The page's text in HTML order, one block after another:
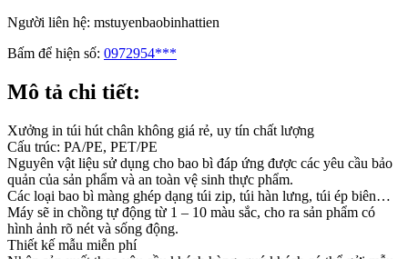
Người liên hệ: mstuyenbaobinhattien
Bấm để hiện số: 0972954***
Mô tả chi tiết:
Xưởng in túi hút chân không giá rẻ, uy tín chất lượng
Cấu trúc: PA/PE, PET/PE
Nguyên vật liệu sử dụng cho bao bì đáp ứng được các yêu cầu bảo
quản của sản phẩm và an toàn vệ sinh thực phẩm.
Các loại bao bì màng ghép dạng túi zip, túi hàn lưng, túi ép biên…
Máy sẽ in chồng tự động từ 1 – 10 màu sắc, cho ra sản phẩm có
hình ảnh rõ nét và sống động.
Thiết kế mẫu miễn phí